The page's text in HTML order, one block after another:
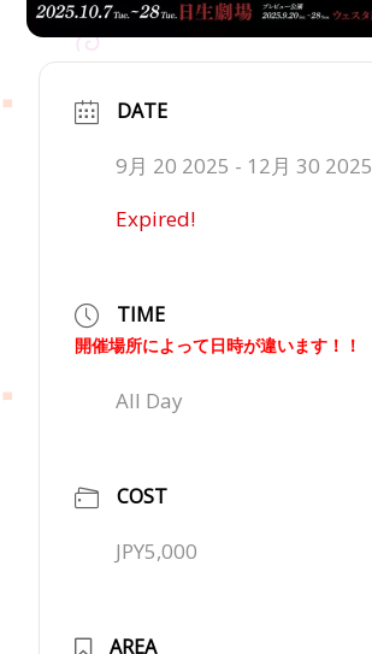
DATE
9月 20 2025 - 12月 30 2025
Expired!
TIME
開催場所によって日時が違います！！
All Day
COST
JPY5,000
AREA